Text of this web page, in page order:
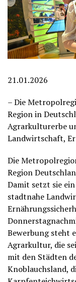
21.01.2026
– Die
Region in
Agrarkulturerbe
Landwirtschaft,
Die
Region
Damit setzt sie
stadtnahe
Bewerbung steht
Agrarkultur, die
mit den Städten
Knoblauchsland,